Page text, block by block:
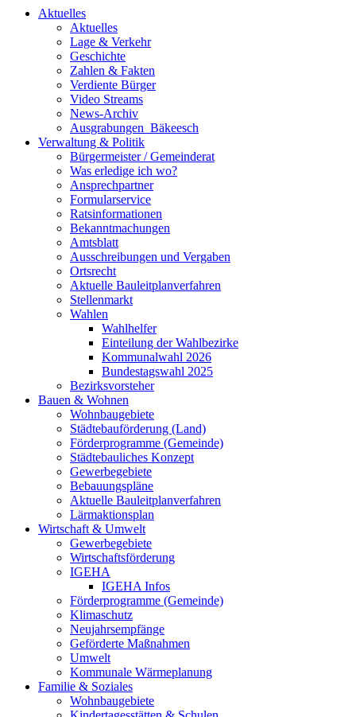
Aktuelles
Aktuelles
Lage & Verkehr
Geschichte
Zahlen & Fakten
Verdiente Bürger
Video Streams
News-Archiv
Ausgrabungen_Bäkeesch
Verwaltung & Politik
Bürgermeister / Gemeinderat
Was erledige ich wo?
Ansprechpartner
Formularservice
Ratsinformationen
Bekanntmachungen
Amtsblatt
Ausschreibungen und Vergaben
Ortsrecht
Aktuelle Bauleitplanverfahren
Stellenmarkt
Wahlen
Wahlhelfer
Einteilung der Wahlbezirke
Kommunalwahl 2026
Bundestagswahl 2025
Bezirksvorsteher
Bauen & Wohnen
Wohnbaugebiete
Städtebauförderung (Land)
Förderprogramme (Gemeinde)
Städtebauliches Konzept
Gewerbegebiete
Bebauungspläne
Aktuelle Bauleitplanverfahren
Lärmaktionsplan
Wirtschaft & Umwelt
Gewerbegebiete
Wirtschaftsförderung
IGEHA
IGEHA Infos
Förderprogramme (Gemeinde)
Klimaschutz
Neujahrsempfänge
Geförderte Maßnahmen
Umwelt
Kommunale Wärmeplanung
Familie & Soziales
Wohnbaugebiete